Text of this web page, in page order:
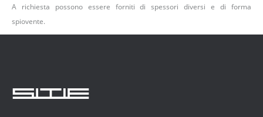
A richiesta possono essere forniti di spessori diversi e di forma
spiovente.